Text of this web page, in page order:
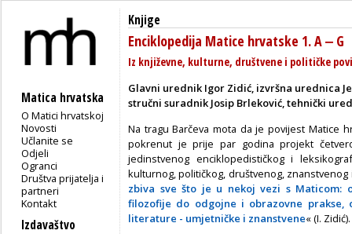
Matica hrvatska
O Matici hrvatskoj
Novosti
Učlanite se
Odjeli
Ogranci
Društva prijatelja i
partneri
Kontakt
Izdavaštvo
Knjige
Enciklopedija Matice hrvatske 1. A ‒ G
Iz književne, kulturne, društvene i političke
Glavni urednik Igor Zidić, izvršna urednica
stručni suradnik Josip Brleković, tehnički
Na tragu Barčeva mota da je povijest Matice
pokrenut je prije par godina projekt
jedinstvenog enciklopedističkog i
kulturnog, političkog, društvenog, znanstvenog
zbiva sve što je u nekoj vezi s Maticom:
filozofije do odgojne i obrazovne prakse,
literature - umjetničke i znanstvene« (I. Zidić).